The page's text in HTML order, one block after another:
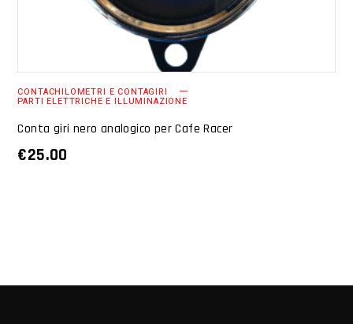
CONTACHILOMETRI E CONTAGIRI
PARTI ELETTRICHE E ILLUMINAZIONE
Conta giri nero analogico per Cafe Racer
€25.00